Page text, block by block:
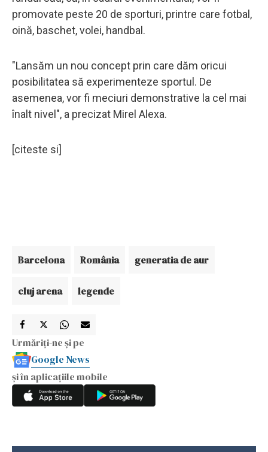
promovate peste 20 de sporturi, printre care fotbal,
oină, baschet, volei, handbal.
"Lansăm un nou concept prin care dăm oricui
posibilitatea să experimenteze sportul. De
asemenea, vor fi meciuri demonstrative la cel mai
înalt nivel", a precizat Mirel Alexa.
[citeste si]
Barcelona România generatia de aur
cluj arena legende
Urmăriți-ne și pe
Google News
și în aplicațiile mobile